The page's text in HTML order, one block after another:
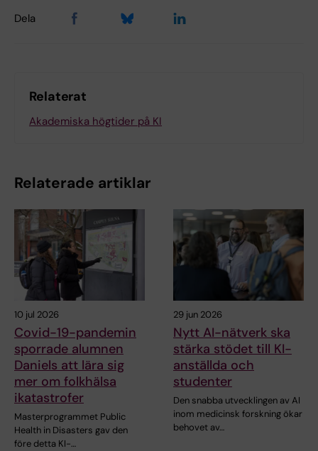
Dela
Relaterat
Akademiska högtider på KI
Relaterade artiklar
10 jul 2026
Covid-19-pandemin
sporrade alumnen
Daniels att lära sig
mer om folkhälsa
ikatastrofer
Masterprogrammet Public
Health in Disasters gav den
före detta KI-…
29 jun 2026
Nytt AI-nätverk ska
stärka stödet till KI-
anställda och
studenter
Den snabba utvecklingen av AI
inom medicinsk forskning ökar
behovet av…